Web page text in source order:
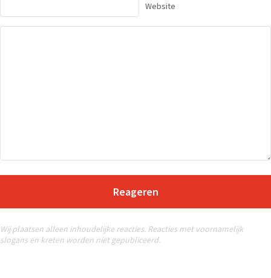
Website
Reageren
Wij plaatsen alleen inhoudelijke reacties. Reacties met voornamelijk
slogans en kreten worden niet gepubliceerd.